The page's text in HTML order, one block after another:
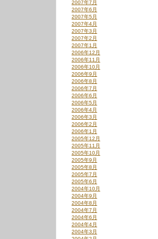
2007年7月
2007年6月
2007年5月
2007年4月
2007年3月
2007年2月
2007年1月
2006年12月
2006年11月
2006年10月
2006年9月
2006年8月
2006年7月
2006年6月
2006年5月
2006年4月
2006年3月
2006年2月
2006年1月
2005年12月
2005年11月
2005年10月
2005年9月
2005年8月
2005年7月
2005年6月
2004年10月
2004年9月
2004年8月
2004年7月
2004年6月
2004年4月
2004年3月